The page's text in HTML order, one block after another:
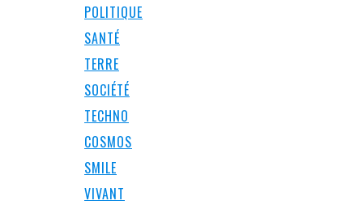
POLITIQUE
SANTÉ
TERRE
SOCIÉTÉ
TECHNO
COSMOS
SMILE
VIVANT